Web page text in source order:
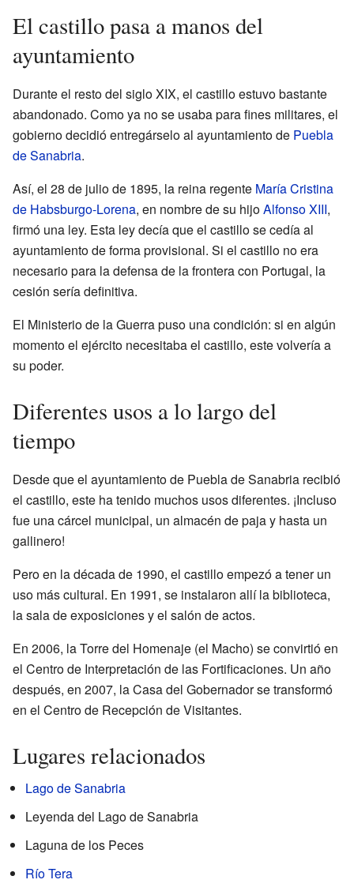
El castillo pasa a manos del
ayuntamiento
Durante el resto del siglo XIX, el castillo estuvo bastante
abandonado. Como ya no se usaba para fines militares, el
gobierno decidió entregárselo al ayuntamiento de Puebla
de Sanabria.
Así, el 28 de julio de 1895, la reina regente María Cristina
de Habsburgo-Lorena, en nombre de su hijoAlfonso XIII,
firmó una ley. Esta ley decía que el castillo se cedía al
ayuntamiento de forma provisional. Si el castillo no era
necesario para la defensa de la frontera con Portugal, la
cesión sería definitiva.
El Ministerio de la Guerra puso una condición: si en algún
momento el ejército necesitaba el castillo, este volvería a
su poder.
Diferentes usos a lo largo del
tiempo
Desde que el ayuntamiento de Puebla de Sanabria recibió
el castillo, este ha tenido muchos usos diferentes. ¡Incluso
fue una cárcel municipal, un almacén de paja y hasta un
gallinero!
Pero en la década de 1990, el castillo empezó a tener un
uso más cultural. En 1991, se instalaron allí la biblioteca,
la sala de exposiciones y el salón de actos.
En 2006, la Torre del Homenaje (el Macho) se convirtió en
el Centro de Interpretación de las Fortificaciones. Un año
después, en 2007, la Casa del Gobernador se transformó
en el Centro de Recepción de Visitantes.
Lugares relacionados
Lago de Sanabria
Leyenda del Lago de Sanabria
Laguna de los Peces
Río Tera